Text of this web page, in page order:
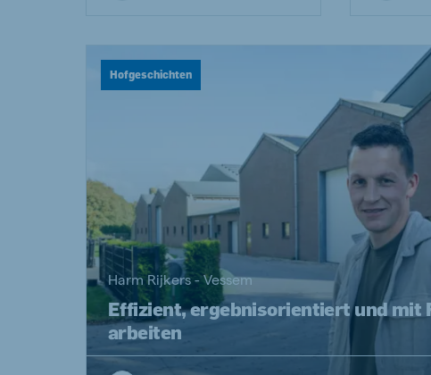
Hofgeschichten
Harm Rijkers - Vessem
Effizient, ergebnisorientiert und mit
arbeiten